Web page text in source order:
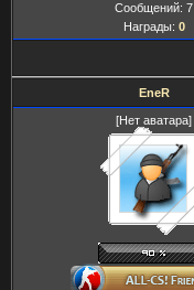
Сообщений: 7
Награды: 0
EneR
[Нет аватара]